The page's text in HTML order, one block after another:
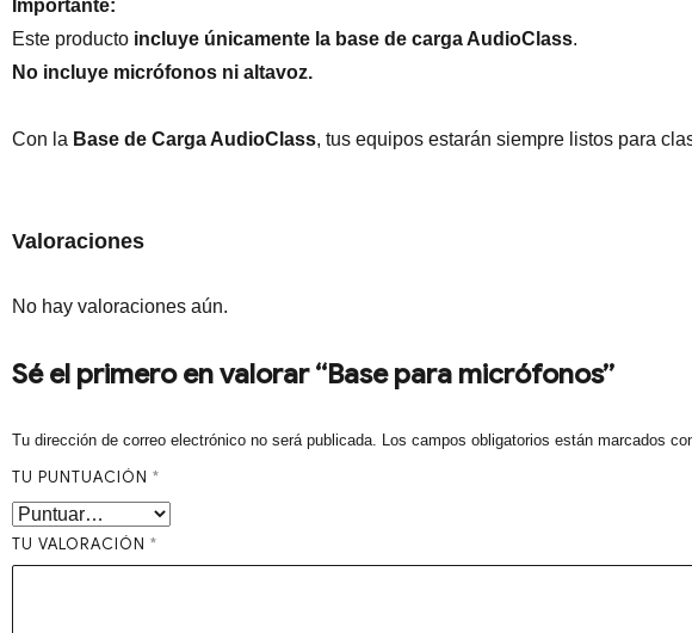
Importante:
Este producto incluye únicamente la base de carga AudioClass.
No incluye micrófonos ni altavoz.
Con la Base de Carga AudioClass, tus equipos estarán siempre listos para
Valoraciones
No hay valoraciones aún.
Sé el primero en valorar “Base para micrófonos”
Tu dirección de correo electrónico no será publicada. Los campos obligatorios están marcados
TU PUNTUACIÓN *
TU VALORACIÓN *